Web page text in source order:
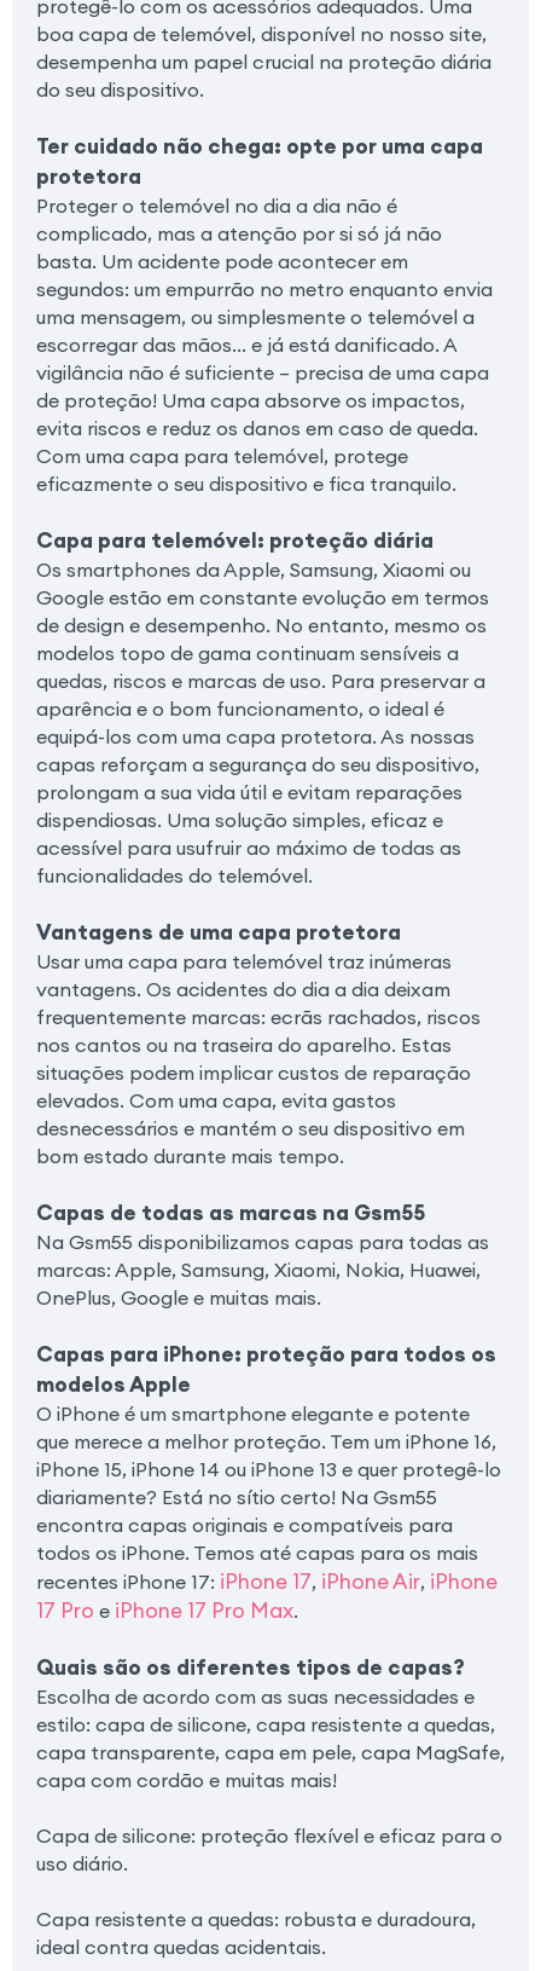
protegê-lo com os acessórios adequados. Uma
boa capa de telemóvel, disponível no nosso site,
desempenha um papel crucial na proteção diária
do seu dispositivo.
Ter cuidado não chega: opte por uma capa
protetora
Proteger o telemóvel no dia a dia não é
complicado, mas a atenção por si só já não
basta. Um acidente pode acontecer em
segundos: um empurrão no metro enquanto envia
uma mensagem, ou simplesmente o telemóvel a
escorregar das mãos… e já está danificado. A
vigilância não é suficiente – precisa de uma capa
de proteção! Uma capa absorve os impactos,
evita riscos e reduz os danos em caso de queda.
Com uma capa para telemóvel, protege
eficazmente o seu dispositivo e fica tranquilo.
Capa para telemóvel: proteção diária
Os smartphones da Apple, Samsung, Xiaomi ou
Google estão em constante evolução em termos
de design e desempenho. No entanto, mesmo os
modelos topo de gama continuam sensíveis a
quedas, riscos e marcas de uso. Para preservar a
aparência e o bom funcionamento, o ideal é
equipá-los com uma capa protetora. As nossas
capas reforçam a segurança do seu dispositivo,
prolongam a sua vida útil e evitam reparações
dispendiosas. Uma solução simples, eficaz e
acessível para usufruir ao máximo de todas as
funcionalidades do telemóvel.
Vantagens de uma capa protetora
Usar uma capa para telemóvel traz inúmeras
vantagens. Os acidentes do dia a dia deixam
frequentemente marcas: ecrãs rachados, riscos
nos cantos ou na traseira do aparelho. Estas
situações podem implicar custos de reparação
elevados. Com uma capa, evita gastos
desnecessários e mantém o seu dispositivo em
bom estado durante mais tempo.
Capas de todas as marcas na Gsm55
Na Gsm55 disponibilizamos capas para todas as
marcas: Apple, Samsung, Xiaomi, Nokia, Huawei,
OnePlus, Google e muitas mais.
Capas para iPhone: proteção para todos os
modelos Apple
O iPhone é um smartphone elegante e potente
que merece a melhor proteção. Tem um iPhone 16,
iPhone 15, iPhone 14 ou iPhone 13 e quer protegê-lo
diariamente? Está no sítio certo! Na Gsm55
encontra capas originais e compatíveis para
todos os iPhone. Temos até capas para os mais
recentes iPhone 17: iPhone 17, iPhone Air, iPhone
17 Pro e iPhone 17 Pro Max.
Quais são os diferentes tipos de capas?
Escolha de acordo com as suas necessidades e
estilo: capa de silicone, capa resistente a quedas,
capa transparente, capa em pele, capa MagSafe,
capa com cordão e muitas mais!
Capa de silicone: proteção flexível e eficaz para o
uso diário.
Capa resistente a quedas: robusta e duradoura,
ideal contra quedas acidentais.